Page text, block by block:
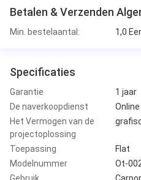
Betalen & Verzenden
Min. bestelaantal: 1,0
Specificaties
Garantie
1 jaar
De naverkoopdienst
Het Vermogen van de
projectoplossing
Toepassing
Flat
Modelnummer
Ot-
Gebruik